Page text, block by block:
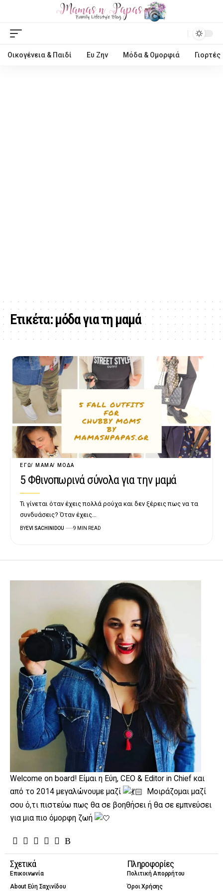
Οικογένεια & Παιδί Ευ Ζην Μόδα & Ομορφιά Γιορτές
Ετικέτα:μόδα για τη μαμά
ΕΓΏ ΜΑΜΆ ΜΌΔΑ
5 Φθινοπωρινά σύνολα για την μαμά
Τι γίνεται όταν έχεις πολλά ρούχα και δεν ξέρεις πως να τα
συνδυάσεις? Όταν έχεις…
BYEVI SACHINIDOU 9 MIN READ
Welcome on board! Είμαι η Εύη, CEO & Editor in Chief και
από το 2014 μεγαλώνουμε μαζί
Μοιράζομαι μαζί
σου ό,τι πιστεύω πως θα σε βοηθήσει ή θα σε εμπνεύσει
για μια πιο όμορφη ζωή
Σχετικά
Επικοινωνία
About Εύη Σαχινίδου
Πληροφορίες
Πολιτική Απορρήτου
Όροι Χρήσης